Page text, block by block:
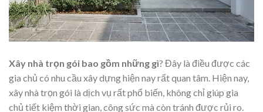
Xây nhà trọn gói bao gồm những gì? Đây là điều được các
gia chủ có nhu cầu xây dựng hiện nay rất quan tâm. Hiện nay,
xây nhà trọn gói là dịch vụ rất phổ biến, không chỉ giúp gia
chủ tiết kiệm thời gian, công sức mà còn tránh được rủi ro.